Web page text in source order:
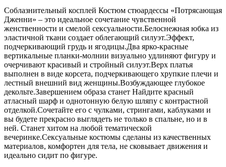
Соблазнительный косплей Костюм стюардессы «Потрясающая
Дженни» – это идеальное сочетание чувственной
женственности и смелой сексуальности.Белоснежная юбка из
эластичной ткани создает облегающий силуэт.Эффект,
подчеркивающий грудь и ягодицы.Два ярко-красные
вертикальные планки-молнии визуально удлиняют фигуру и
очерчивают красивый и стройный силуэт.Верх платья
выполнен в виде корсета, подчеркивающего хрупкие плечи и
лестный внешний вид женщины.Возбуждающее глубокое
декольте.Завершением образа станет Найдите красный
атласный шарф и однотонную белую шляпу с контрастной
отделкой.Сочетайте его с чулками, стрингами, каблуками и
вы будете прекрасно выглядеть не только в спальне, но и в
ней. Станет хитом на любой тематической
вечеринке.Сексуальные костюмы сделаны из качественных
материалов, комфортен для тела, не сковывает движения и
идеально сидит по фигуре.